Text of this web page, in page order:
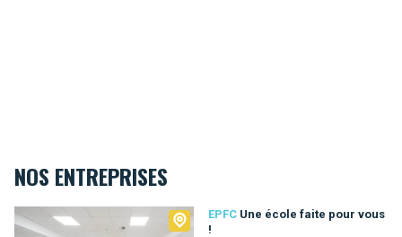
NOS ENTREPRISES
EPFC Une école faite pour vous
!
EPFC